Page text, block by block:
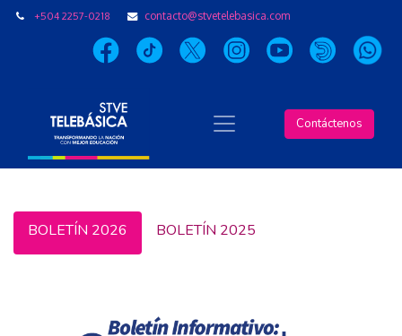
+504 2257-0218 contacto@stvetelebasica.com
Contáctenos
BOLETÍN 2026 BOLETÍN 2025